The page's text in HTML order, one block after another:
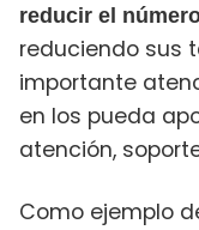
reducir el
reduciendo sus
importante
en los pueda
atención,
Como ejemplo